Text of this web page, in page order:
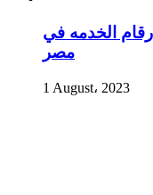
الخدمه في
مصر
1 August، 2023